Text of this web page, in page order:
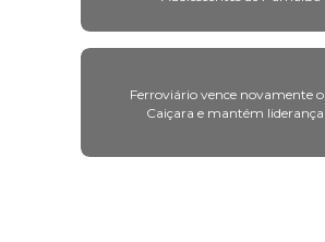
Ferroviário vence novamente o
Caiçara e mantém liderança